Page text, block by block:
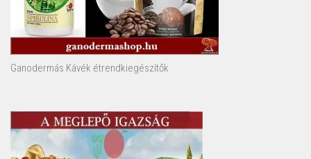
Ganodermás Kávék étrendkiegészítők